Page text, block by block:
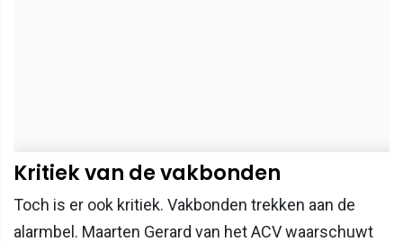
Kritiek van de vakbonden
Toch is er ook kritiek. Vakbonden trekken aan de
alarmbel. Maarten Gerard van het ACV waarschuwt